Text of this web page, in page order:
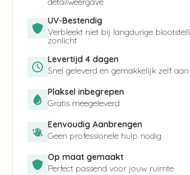
UV-Bestendig
Verbleekt niet bij langdurige
zonlicht
Levertijd 4 dagen
Snel geleverd en gemakkelijk zelf
Plaksel inbegrepen
Gratis meegeleverd
Eenvoudig Aanbrengen
Geen professionele hulp nodig
Op maat gemaakt
Perfect passend voor jouw ruimte